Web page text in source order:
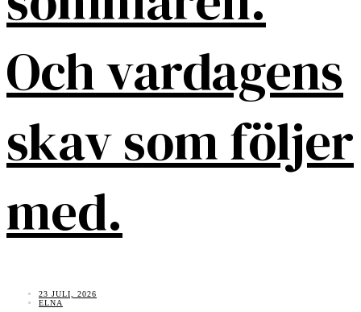
Och vardagens
skav som följer
med.
23 JULI, 2026
ELNA